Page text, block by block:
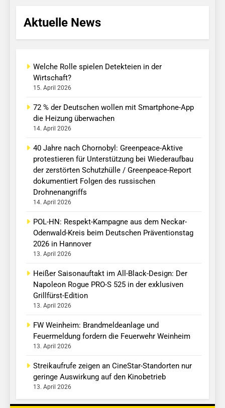
Aktuelle News
Welche Rolle spielen Detekteien in der
Wirtschaft?
15. April 2026
72 % der Deutschen wollen mit Smartphone-App
die Heizung überwachen
14. April 2026
40 Jahre nach Chornobyl: Greenpeace-Aktive
protestieren für Unterstützung bei Wiederaufbau
der zerstörten Schutzhülle / Greenpeace-Report
dokumentiert Folgen des russischen
Drohnenangriffs
14. April 2026
POL-HN: Respekt-Kampagne aus dem Neckar-
Odenwald-Kreis beim Deutschen Präventionstag
2026 in Hannover
13. April 2026
Heißer Saisonauftakt im All-Black-Design: Der
Napoleon Rogue PRO-S 525 in der exklusiven
Grillfürst-Edition
13. April 2026
FW Weinheim: Brandmeldeanlage und
Feuermeldung fordern die Feuerwehr Weinheim
13. April 2026
Streikaufrufe zeigen an CineStar-Standorten nur
geringe Auswirkung auf den Kinobetrieb
13. April 2026